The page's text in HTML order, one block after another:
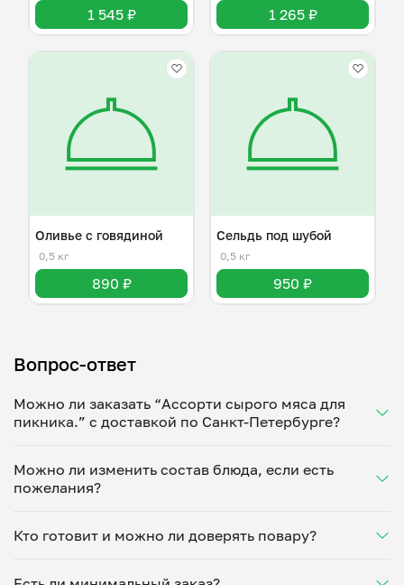
1 545 ₽ 1 265 ₽
Оливье с говядиной
0,5 кг
890 ₽
Сельдь под шубой
0,5 кг
950 ₽
Вопрос-ответ
Можно ли заказать “Ассорти сырого мяса для
пикника.” с доставкой по Санкт-Петербурге?
Укажите удобное время — и получите свежее
домашнее блюдо в большой порции прямо с плиты.
минут. Статус заказа отслеживайте в личном
кабинете, а с поваром можно связаться напрямую в
утром на вечер или сегодня на завтра.
Можно ли изменить состав блюда, если есть
пожелания?
под ваши предпочтения: уберет специи, снизит
Укажите пожелания при оформлении или напишите
Кто готовит и можно ли доверять повару?